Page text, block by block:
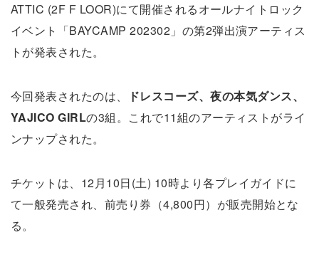
ATTIC (2F F LOOR)にて開催されるオールナイトロック
イベント「BAYCAMP 202302」の第2弾出演アーティス
トが発表された。
今回発表されたのは、
ドレスコーズ、夜の本気ダンス、
YAJICO GIRLの3組。これで11組のアーティストがライ
ンナップされた。
チケットは、12月10日(土) 10時より各プレイガイドに
て一般発売され、前売り券（4,800円）が販売開始とな
る。